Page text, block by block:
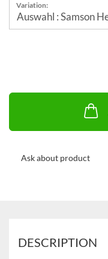
Variation:
Ask about product
DESCRIPTION